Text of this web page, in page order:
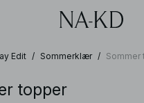
Edit / Sommerklær / Sommer
topper